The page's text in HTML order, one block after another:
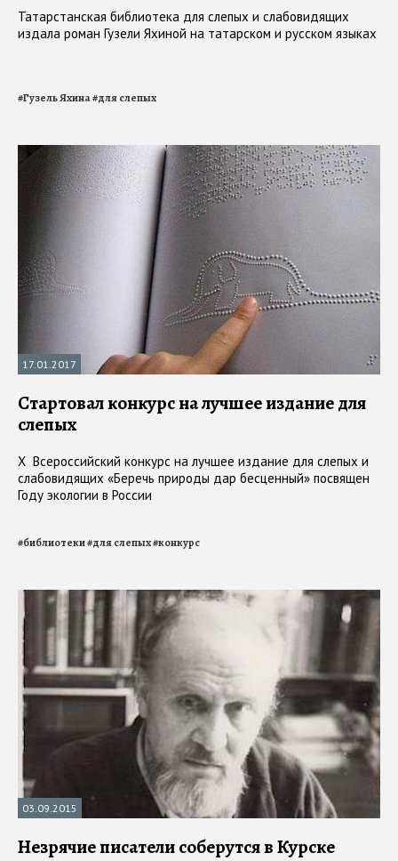
Татарстанская библиотека для слепых и слабовидящих
издала роман Гузели Яхиной на татарском и русском языках
#Гузель Яхина#для слепых
17.01.2017
Стартовал конкурс на лучшее издание для
слепых
X Всероссийский конкурс на лучшее издание для слепых и
слабовидящих «Беречь природы дар бесценный» посвящен
Году экологии в России
#библиотеки#для слепых#конкурс
03.09.2015
Незрячие писатели соберутся в Курске